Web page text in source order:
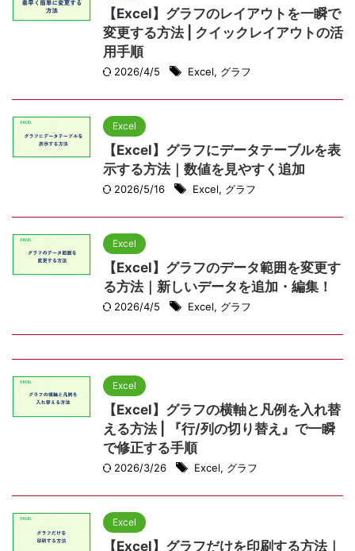
【Excel】グラフのレイアウトを一瞬で
変更する方法 | クイックレイアウトの活
用手順
2026/4/5 Excel, グラフ
Excel
【Excel】グラフにデータテーブルを表
示する方法｜数値を見やすく追加
2026/5/16 Excel, グラフ
Excel
【Excel】グラフのデータ範囲を変更す
る方法｜新しいデータを追加・編集！
2026/4/5 Excel, グラフ
Excel
【Excel】グラフの横軸と凡例を入れ替
える方法 | 『行/列の切り替え』で一瞬
で修正する手順
2026/3/26 Excel, グラフ
Excel
【Excel】グラフだけを印刷する方法｜